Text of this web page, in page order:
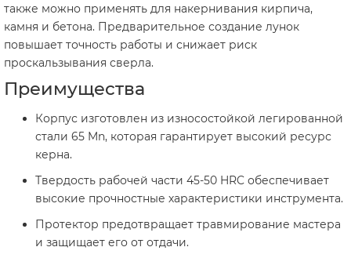
также можно применять для накернивания кирпича,
камня и бетона. Предварительное создание лунок
повышает точность работы и снижает риск
проскальзывания сверла.
Преимущества
Корпус изготовлен из износостойкой легированной
стали 65 Mn, которая гарантирует высокий ресурс
керна.
Твердость рабочей части 45-50 HRC обеспечивает
высокие прочностные характеристики инструмента.
Протектор предотвращает травмирование мастера
и защищает его от отдачи.